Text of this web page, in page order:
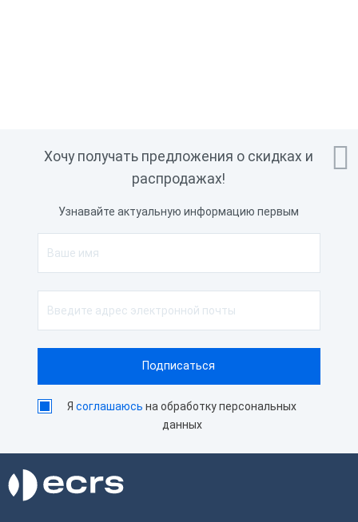

Хочу получать предложения о скидках и
распродажах!
Узнавайте актуальную информацию первым
Ясоглашаюсь на обработку персональных
данных